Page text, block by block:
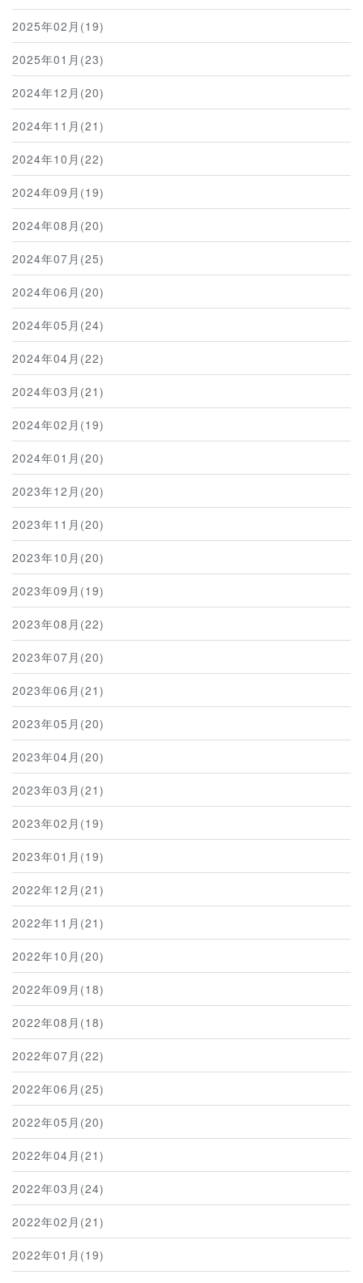
2025年02月(19)
2025年01月(23)
2024年12月(20)
2024年11月(21)
2024年10月(22)
2024年09月(19)
2024年08月(20)
2024年07月(25)
2024年06月(20)
2024年05月(24)
2024年04月(22)
2024年03月(21)
2024年02月(19)
2024年01月(20)
2023年12月(20)
2023年11月(20)
2023年10月(20)
2023年09月(19)
2023年08月(22)
2023年07月(20)
2023年06月(21)
2023年05月(20)
2023年04月(20)
2023年03月(21)
2023年02月(19)
2023年01月(19)
2022年12月(21)
2022年11月(21)
2022年10月(20)
2022年09月(18)
2022年08月(18)
2022年07月(22)
2022年06月(25)
2022年05月(20)
2022年04月(21)
2022年03月(24)
2022年02月(21)
2022年01月(19)